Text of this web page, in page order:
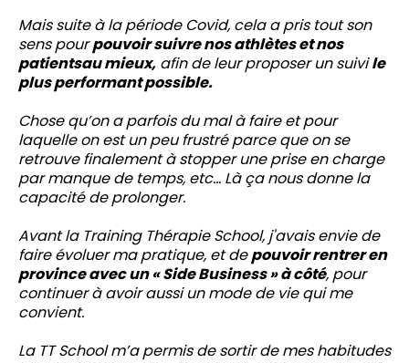
Mais suite à la période Covid, cela a pris tout son
sens pourpouvoir suivre nos athlètes et nos
patientsau mieux, afin de leur proposer un suivile
plus performant possible.
Chose qu’on a parfois du mal à faire et pour
laquelle on est un peu frustré parce que on se
retrouve finalement à stopper une prise en charge
par manque de temps, etc… Là ça nous donne la
capacité de prolonger.
Avant la Training Thérapie School, j'avais envie de
faire évoluer ma pratique, et depouvoir rentrer en
province avec un « Side Business » à côté, pour
continuer à avoir aussi un mode de vie qui me
convient.
La TT School m’a permis de sortir de mes habitudes